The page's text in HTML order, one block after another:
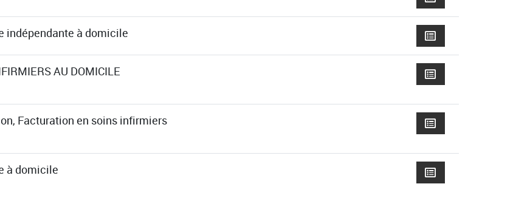
indépendante à domicile
AU DOMICILE
Facturation en soins infirmiers
à domicile